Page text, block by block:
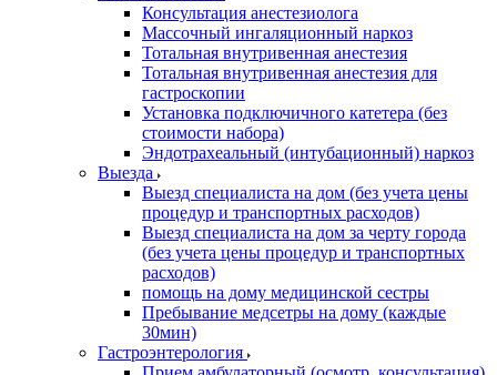
Консультация анестезиолога
Массочный ингаляционный наркоз
Тотальная внутривенная анестезия
Тотальная внутривенная анестезия для
гастроскопии
Установка подключичного катетера (без
стоимости набора)
Эндотрахеальный (интубационный) наркоз
Выезда
Выезд специалиста на дом (без учета цены
процедур и транспортных расходов)
Выезд специалиста на дом за черту города
(без учета цены процедур и транспортных
расходов)
помощь на дому медицинской сестры
Пребывание медсетры на дому (каждые
30мин)
Гастроэнтерология